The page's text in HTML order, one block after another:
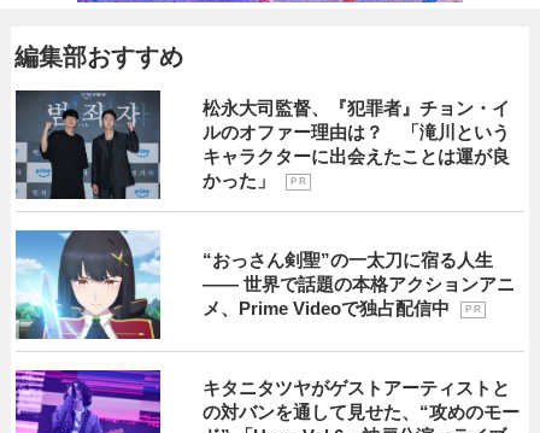
編集部おすすめ
松永大司監督、『犯罪者』チョン・イ
ルのオファー理由は？ 「滝川という
キャラクターに出会えたことは運が良
かった」
P R
“おっさん剣聖”の一太刀に宿る人生
―― 世界で話題の本格アクションアニ
メ、Prime Videoで独占配信中
P R
キタニタツヤがゲストアーティストと
の対バンを通して見せた、“攻めのモー